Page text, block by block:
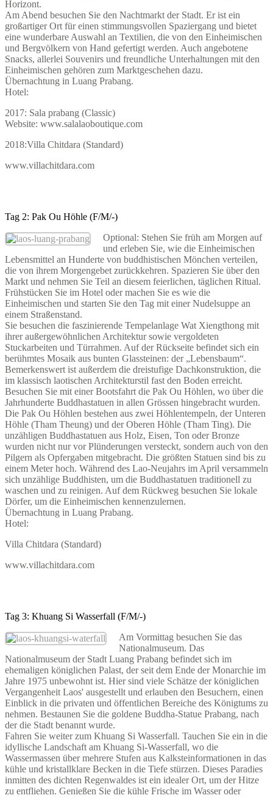
Horizont.
Am Abend besuchen Sie den Nachtmarkt der Stadt. Er ist ein
großartiger Ort für einen stimmungsvollen Spaziergang und bietet
eine wunderbare Auswahl an Textilien, die von den Einheimischen
und Bergvölkern von Hand gefertigt werden. Auch angebotene
Snacks, allerlei Souvenirs und freundliche Unterhaltungen mit den
Einheimischen gehören zum Marktgeschehen dazu.
Übernachtung in Luang Prabang.
Hotel:
2017: Sala prabang (Classic)
Website: www.salalaoboutique.com
2018:Villa Chitdara (Standard)
www.villachitdara.com
Tag 2: Pak Ou Höhle (F/M/-)
Optional: Stehen Sie früh am Morgen auf
und erleben Sie, wie die Einheimischen
Lebensmittel an Hunderte von buddhistischen Mönchen verteilen,
die von ihrem Morgengebet zurückkehren. Spazieren Sie über den
Markt und nehmen Sie Teil an diesem feierlichen, täglichen Ritual.
Frühstücken Sie im Hotel oder machen Sie es wie die
Einheimischen und starten Sie den Tag mit einer Nudelsuppe an
einem Straßenstand.
Sie besuchen die faszinierende Tempelanlage Wat Xiengthong mit
ihrer außergewöhnlichen Architektur sowie vergoldeten
Stuckarbeiten und Türrahmen. Auf der Rückseite befindet sich ein
berühmtes Mosaik aus bunten Glassteinen: der „Lebensbaum“.
Bemerkenswert ist außerdem die dreistufige Dachkonstruktion, die
im klassisch laotischen Architekturstil fast den Boden erreicht.
Besuchen Sie mit einer Bootsfahrt die Pak Ou Höhlen, wo über die
Jahrhunderte Buddhastatuen in allen Grössen hingebracht wurden.
Die Pak Ou Höhlen bestehen aus zwei Höhlentempeln, der Unteren
Höhle (Tham Theung) und der Oberen Höhle (Tham Ting). Die
unzähligen Buddhastatuen aus Holz, Eisen, Ton oder Bronze
wurden nicht nur vor Plünderungen versteckt, sondern auch von den
Pilgern als Opfergaben mitgebracht. Die größten Statuen sind bis zu
einem Meter hoch. Während des Lao-Neujahrs im April versammeln
sich unzählige Buddhisten, um die Buddhastatuen traditionell zu
waschen und zu reinigen. Auf dem Rückweg besuchen Sie lokale
Dörfer, um die Einheimischen kennenzulernen.
Übernachtung in Luang Prabang.
Hotel:
Villa Chitdara (Standard)
www.villachitdara.com
Tag 3: Khuang Si Wasserfall (F/M/-)
Am Vormittag besuchen Sie das
Nationalmuseum. Das
Nationalmuseum der Stadt Luang Prabang befindet sich im
ehemaligen königlichen Palast, der seit dem Ende der Monarchie im
Jahre 1975 unbewohnt ist. Hier sind viele Schätze der königlichen
Vergangenheit Laos' ausgestellt und erlauben den Besuchern, einen
Einblick in die privaten und öffentlichen Bereiche des Königtums zu
nehmen. Bestaunen Sie die goldene Buddha-Statue Prabang, nach
der die Stadt benannt wurde.
Fahren Sie weiter zum Khuang Si Wasserfall. Tauchen Sie ein in die
idyllische Landschaft am Khuang Si-Wasserfall, wo die
Wassermassen über mehrere Stufen aus Kalksteinformationen in das
kühle und kristallklare Becken in die Tiefe stürzen. Dieses Paradies
inmitten des dichten Regenwaldes ist ein idealer Ort, um der Hitze
zu entfliehen. Genießen Sie die kühle Frische im Wasser oder